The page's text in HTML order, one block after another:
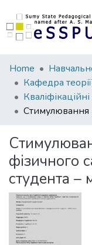
Communities
&
Collections
All of DSpace
Statistics
Home
фізичного
студента –